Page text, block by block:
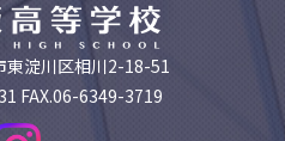
東淀川区相川2-18-51
FAX.06-6349-3719